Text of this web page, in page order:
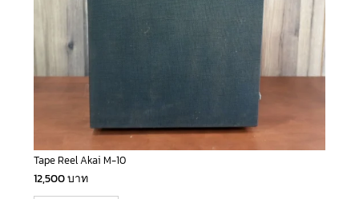
Tape Reel Akai M-10
12,500บาท